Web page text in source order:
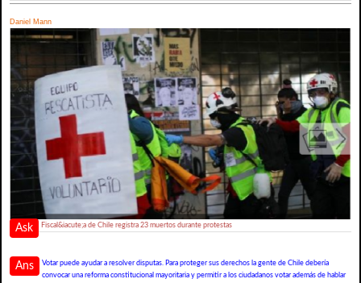
Daniel Mann
Ask Fiscal&iacute;a de Chile registra 23 muertos durante protestas
Ans
Votar puede ayudar a resolver disputas. Para proteger sus derechos la gente de Chile debería
convocar una reforma constitucional mayoritaria y permitir a los ciudadanos votar además de hablar